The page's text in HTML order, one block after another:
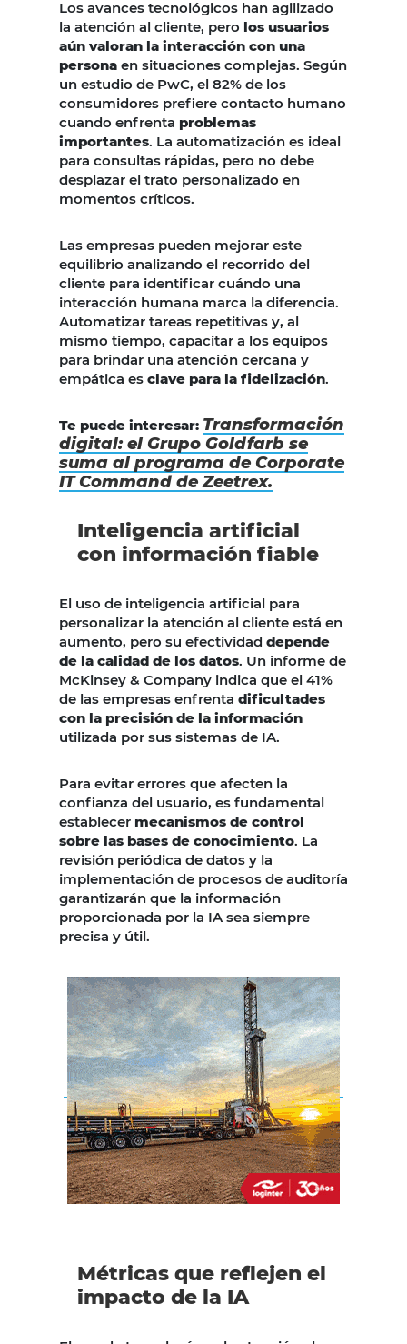
Los avances tecnológicos han agilizado
la atención al cliente, pero los usuarios
aún valoran la interacción con una
persona en situaciones complejas. Según
un estudio de PwC, el 82% de los
consumidores prefiere contacto humano
cuando enfrenta problemas
importantes. La automatización es ideal
para consultas rápidas, pero no debe
desplazar el trato personalizado en
momentos críticos.
Las empresas pueden mejorar este
equilibrio analizando el recorrido del
cliente para identificar cuándo una
interacción humana marca la diferencia.
Automatizar tareas repetitivas y, al
mismo tiempo, capacitar a los equipos
para brindar una atención cercana y
empática es clave para la fidelización.
Te puede interesar: Transformación
digital: el Grupo Goldfarb se
suma al programa de Corporate
IT Command de Zeetrex.
Inteligencia artificial
con información fiable
El uso de inteligencia artificial para
personalizar la atención al cliente está en
aumento, pero su efectividad depende
de la calidad de los datos. Un informe de
McKinsey & Company indica que el 41%
de las empresas enfrenta dificultades
con la precisión de la información
utilizada por sus sistemas de IA.
Para evitar errores que afecten la
confianza del usuario, es fundamental
establecer mecanismos de control
sobre las bases de conocimiento. La
revisión periódica de datos y la
implementación de procesos de auditoría
garantizarán que la información
proporcionada por la IA sea siempre
precisa y útil.
Métricas que reflejen el
impacto de la IA